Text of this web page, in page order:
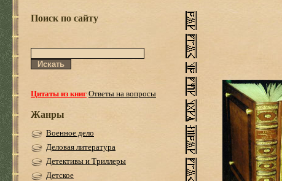
Поиск по сайту
Цитаты из книгОтветы на вопросы
Жанры
Военное дело
Деловая литература
Детективы и Триллеры
Детское